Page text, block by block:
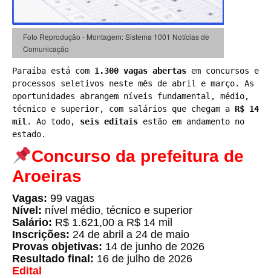
Foto Reprodução - Montagem: Sistema 1001 Notícias de
Comunicação
Paraíba está com 1.300 vagas abertas em concursos e
processos seletivos neste mês de abril e março. As
oportunidades abrangem níveis fundamental, médio,
técnico e superior, com salários que chegam a R$ 14
mil. Ao todo, seis editais estão em andamento no
estado.
Concurso da prefeitura de
Aroeiras
Vagas: 99 vagas
Nível: nível médio, técnico e superior
Salário: R$ 1.621,00 a R$ 14 mil
Inscrições: 24 de abril a 24 de maio
Provas objetivas: 14 de junho de 2026
Resultado final: 16 de julho de 2026
Edital